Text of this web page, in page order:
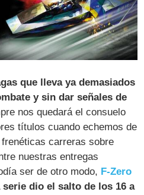
que lleva ya demasiados
y sin dar señales de
nos quedará el consuelo
títulos cuando echemos de
carreras sobre
nuestras entregas
ser de otro modo, F-Zero
dio el salto de los 16 a